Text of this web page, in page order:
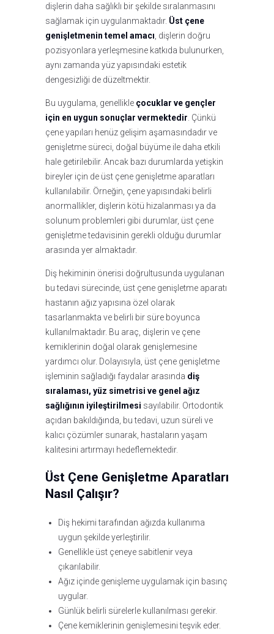
dişlerin daha sağlıklı bir şekilde sıralanmasını
sağlamak için uygulanmaktadır. Üst çene
genişletmenin temel amacı , dişlerin doğru
pozisyonlara yerleşmesine katkıda bulunurken,
aynı zamanda yüz yapısındaki estetik
dengesizliği de düzeltmektir.
Bu uygulama, genellikle çocuklar ve gençler
için en uygun sonuçlar vermektedir . Çünkü
çene yapıları henüz gelişim aşamasındadır ve
genişletme süreci, doğal büyüme ile daha etkili
hale getirilebilir. Ancak bazı durumlarda yetişkin
bireyler için de üst çene genişletme aparatları
kullanılabilir. Örneğin, çene yapısındaki belirli
anormallikler, dişlerin kötü hizalanması ya da
solunum problemleri gibi durumlar, üst çene
genişletme tedavisinin gerekli olduğu durumlar
arasında yer almaktadır.
Diş hekiminin önerisi doğrultusunda uygulanan
bu tedavi sürecinde, üst çene genişletme aparatı
hastanın ağız yapısına özel olarak
tasarlanmakta ve belirli bir süre boyunca
kullanılmaktadır. Bu araç, dişlerin ve çene
kemiklerinin doğal olarak genişlemesine
yardımcı olur. Dolayısıyla, üst çene genişletme
işleminin sağladığı faydalar arasında diş
sıralaması, yüz simetrisi ve genel ağız
sağlığının iyileştirilmesi sayılabilir. Ortodontik
açıdan bakıldığında, bu tedavi, uzun süreli ve
kalıcı çözümler sunarak, hastaların yaşam
kalitesini artırmayı hedeflemektedir.
Üst Çene Genişletme Aparatları
Nasıl Çalışır?
Diş hekimi tarafından ağızda kullanıma
uygun şekilde yerleştirilir.
Genellikle üst çeneye sabitlenir veya
çıkarılabilir.
Ağız içinde genişleme uygulamak için basınç
uygular.
Günlük belirli sürelerle kullanılması gerekir.
Çene kemiklerinin genişlemesini teşvik eder.